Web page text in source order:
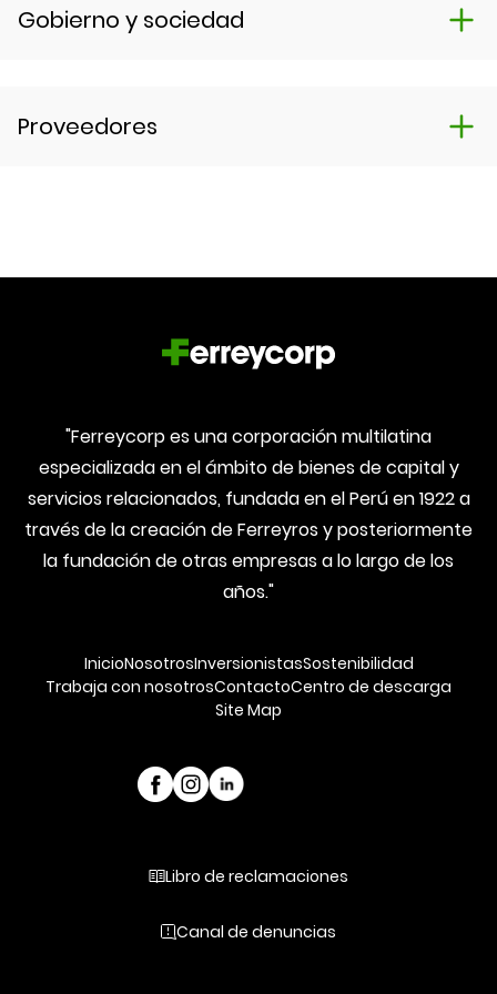
Gobierno y sociedad
Proveedores
"Ferreycorp es una corporación multilatina
especializada en el ámbito de bienes de capital y
servicios relacionados, fundada en el Perú en 1922 a
través de la creación de Ferreyros y posteriormente
la fundación de otras empresas a lo largo de los
años."
InicioNosotrosInversionistasSostenibilidad
Trabaja con nosotrosContactoCentro de descarga
Site Map
Libro de reclamaciones
Canal de denuncias